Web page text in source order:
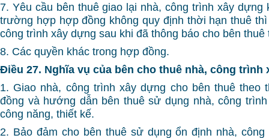
7. Yêu cầu bên thuê giao lại nhà, công trình xây dựng
trường hợp hợp đồng không quy định thời hạn thuê
công trình xây dựng sau khi đã thông báo cho bên
8. Các quyền khác trong hợp đồng.
Điều 27. Nghĩa vụ của bên cho thuê nhà, công trình
1. Giao nhà, công trình xây dựng cho bên thuê theo
đồng và hướng dẫn bên thuê sử dụng nhà, công
công năng, thiết kế.
2. Bảo đảm cho bên thuê sử dụng ổn định nhà,